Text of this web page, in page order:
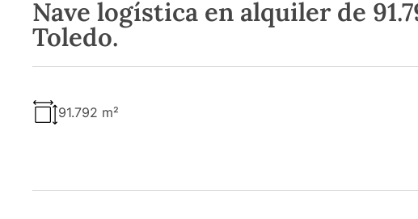
Nave logística en alquiler de
Toledo.
91.792 m²